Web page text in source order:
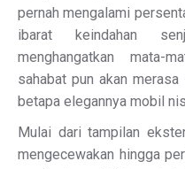
pernah mengalami
ibarat keindahan
menghangatkan mata-
sahabat pun akan
betapa elegannya mobil
Mulai dari tampilan
mengecewakan hingga